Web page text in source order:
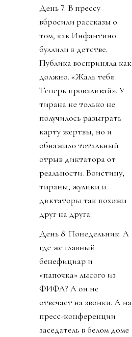
День 7. В прессу
вбросили рассказы о
том, как Инфантино
буллили в детстве.
Публика восприняла как
должно. «Жаль тебя.
Теперь проваливай». У
тирана не только не
получилось разыграть
карту жертвы, но и
обнажило тотальный
отрыв диктатора от
реальности. Воистину,
тираны, жулики и
диктаторы так похожи
друг на друга.
День 8. Понедельник. А
где же главный
бенефициар и
«папочка» лысого из
ФИФА? А он не
отвечает на звонки. А на
пресс-конференции
заседатель в белом доме